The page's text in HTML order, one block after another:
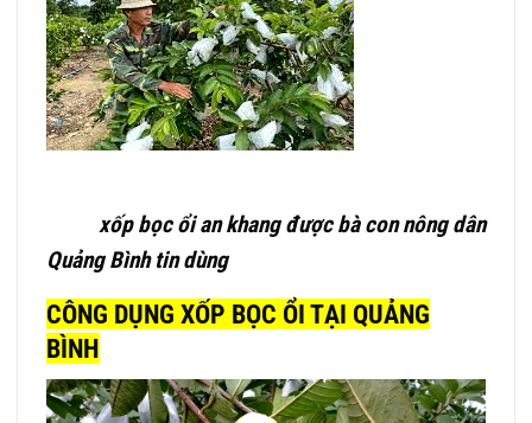
xốp bọc ổi an khang được bà con nông dân
Quảng Bình tin dùng
CÔNG DỤNG XỐP BỌC ỔI TẠI QUẢNG
BÌNH